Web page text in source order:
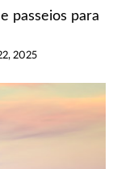
passeios para
2025